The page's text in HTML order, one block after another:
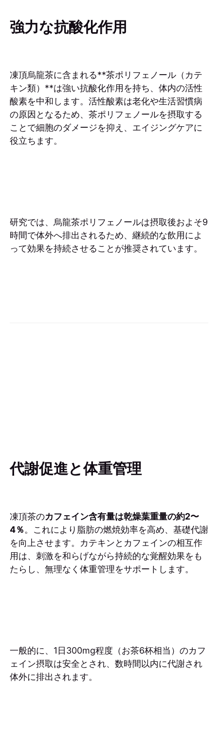
強力な抗酸化作用
凍頂烏龍茶に含まれる**茶ポリフェノール（カテ
キン類）**は強い抗酸化作用を持ち、体内の活性
酸素を中和します。活性酸素は老化や生活習慣病
の原因となるため、茶ポリフェノールを摂取する
ことで細胞のダメージを抑え、エイジングケアに
役立ちます。
研究では、烏龍茶ポリフェノールは摂取後およそ9
時間で体外へ排出されるため、継続的な飲用によ
って効果を持続させることが推奨されています。
代謝促進と体重管理
凍頂茶のカフェイン含有量は乾燥葉重量の約2〜
4％。これにより脂肪の燃焼効率を高め、基礎代謝
を向上させます。カテキンとカフェインの相互作
用は、刺激を和らげながら持続的な覚醒効果をも
たらし、無理なく体重管理をサポートします。
一般的に、1日300mg程度（お茶6杯相当）のカフ
ェイン摂取は安全とされ、数時間以内に代謝され
体外に排出されます。